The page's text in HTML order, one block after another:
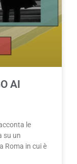
AI
le
su un
Roma in cui è